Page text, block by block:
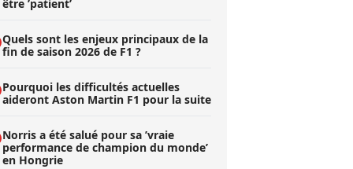
être ’patient’
Quels sont les enjeux principaux de la
fin de saison 2026 de F1 ?
Pourquoi les difficultés actuelles
aideront Aston Martin F1 pour la suite
Norris a été salué pour sa ’vraie
performance de champion du monde’
en Hongrie